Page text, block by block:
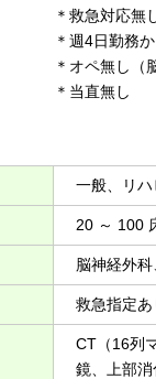
＊救急対応無
＊週4日勤務
＊オペ無し（
＊当直無し
一般、リハ
20 ～ 100
脳神経外
救急指定あ
CT（16列
鏡、上部